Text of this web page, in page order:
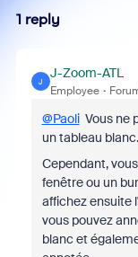
1 reply
J
J-Zoom-ATL
Employee
@PaoliVous ne
un tableau blanc.
Cependant,
fenêtre ou un
affichez ensuite
vous pouvez
blanc et